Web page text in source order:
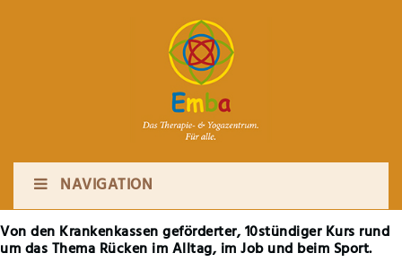
NAVIGATION
Von den Krankenkassen geförderter, 10stündiger Kurs rund
um das Thema Rücken im Alltag, im Job und beim Sport.